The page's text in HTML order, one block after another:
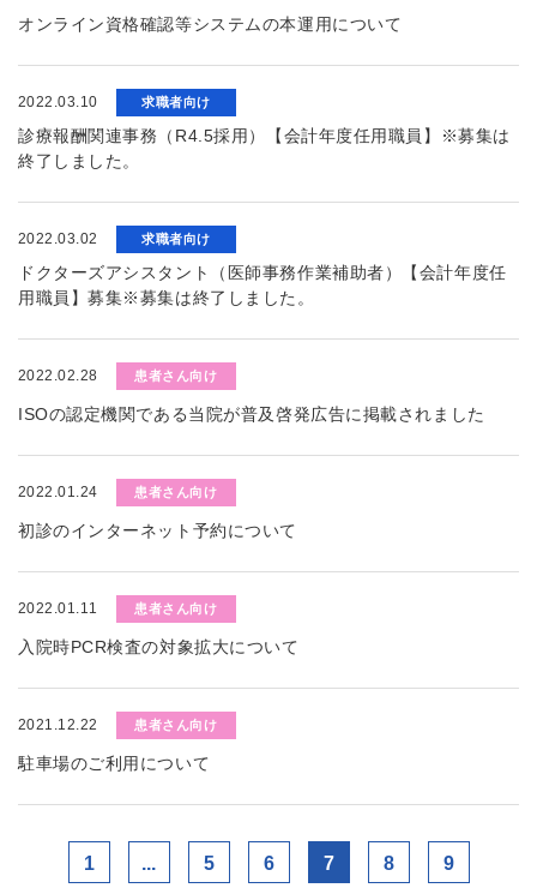
オンライン資格確認等システムの本運用について
2022.03.10 求職者向け
診療報酬関連事務（R4.5採用）【会計年度任用職員】※募集は
終了しました。
2022.03.02 求職者向け
ドクターズアシスタント（医師事務作業補助者）【会計年度任
用職員】募集※募集は終了しました。
2022.02.28 患者さん向け
ISOの認定機関である当院が普及啓発広告に掲載されました
2022.01.24 患者さん向け
初診のインターネット予約について
2022.01.11 患者さん向け
入院時PCR検査の対象拡大について
2021.12.22 患者さん向け
駐車場のご利用について
1 ... 5 6 7 8 9